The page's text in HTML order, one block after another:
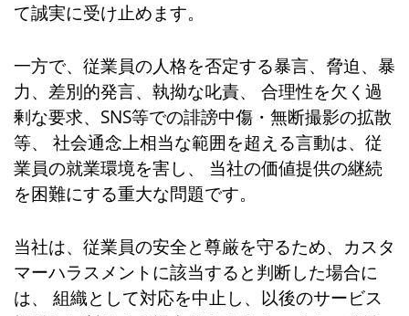
て誠実に受け止めます。
一方で、従業員の人格を否定する暴言、脅迫、暴
力、差別的発言、執拗な叱責、 合理性を欠く過
剰な要求、SNS等での誹謗中傷・無断撮影の拡散
等、 社会通念上相当な範囲を超える言動は、従
業員の就業環境を害し、 当社の価値提供の継続
を困難にする重大な問題です。
当社は、従業員の安全と尊厳を守るため、カスタ
マーハラスメントに該当すると判断した場合に
は、 組織として対応を中止し、以後のサービス